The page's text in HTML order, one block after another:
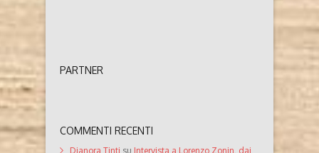
PARTNER
COMMENTI RECENTI
Dianora Tinti su Intervista a Lorenzo Zonin, dai